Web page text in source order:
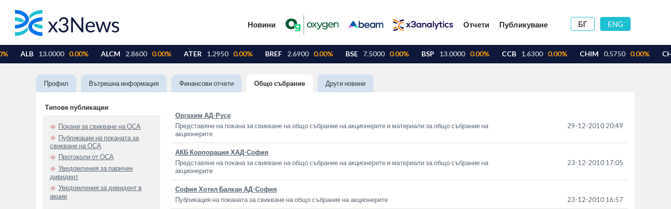
БГ ENG
Новини Отчети Публикуване
Профил Вътрешна информация Финансови отчети Общо събрание Други новини
Типове публикации
Покани за свикване на ОСА
Публикации на поканата за
свикване на ОСА
Протоколи от ОСА
Уведомления за паричен
дивидент
Уведомления за дивидент в
акции
Оргахим АД-Русе
Представяне на покана за свикване на общо събрание на акционерите и материали за общо събрание на
акционерите
29-12-2010 20:49
АКБ Корпорация ХАД-София
Представяне на покана за свикване на общо събрание на акционерите и материали за общо събрание на
акционерите
23-12-2010 17:05
София Хотел Балкан АД-София
Публикация на поканата за свикване на общо събрание на акционерите
23-12-2010 16:57